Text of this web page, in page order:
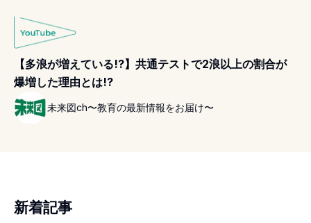
【多浪が増えている!?】共通テストで2浪以上の割合が
爆増した理由とは!?
未来図ch〜教育の最新情報をお届け〜
新着記事